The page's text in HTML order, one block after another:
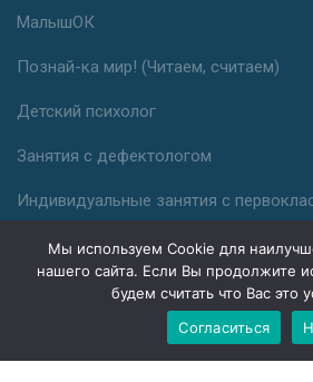
МалышОК
Познай-ка мир! (Читаем, считаем)
Детский психолог
Занятия с дефектологом
Индивидуальные занятия с
Разработка и продвижение
Мы используем Cookie для
нашего сайта. Если Вы продолжите
будем считать что Вас это
Согласиться